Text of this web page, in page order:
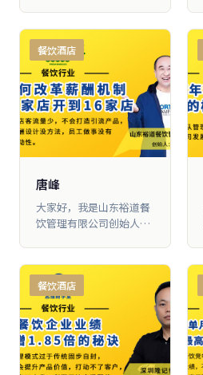
学习一年半的时间，公司
业绩增长4.3倍
餐饮酒店
唐峰
大家好，我是山东裕道餐
饮管理有限公司创始人唐
的400多万增长到现在的
2000多万，业绩增长了5
倍，门店由原来的4 家店
扩张到现在的16家店。这
一路上的高歌猛进，都得
益于苏老师教给我们的一
些管理 思维和方法
餐饮酒店